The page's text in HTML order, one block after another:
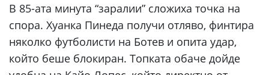
В 85-ата минута “заралии” сложиха точка на
спора. Хуанка Пинеда получи отляво, финтира
няколко футболисти на Ботев и опита удар,
който беше блокиран. Топката обаче дойде